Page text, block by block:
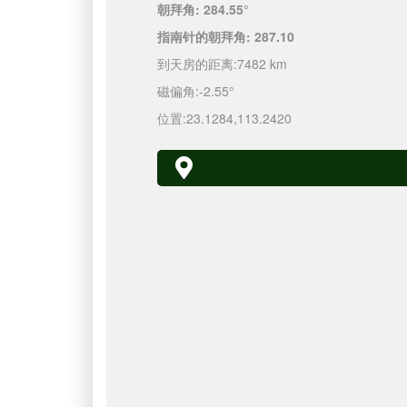
朝拜角: 284.55°
指南针的朝拜角: 287.10
到天房的距离:7482 km
磁偏角:-2.55°
位置:23.1284,113.2420